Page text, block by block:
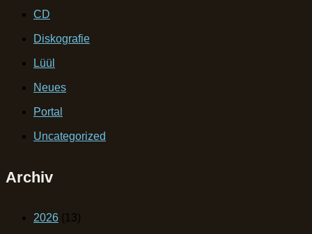
CD
Diskografie
Lüül
Neues
Portal
Uncategorized
Archiv
2026 (13)